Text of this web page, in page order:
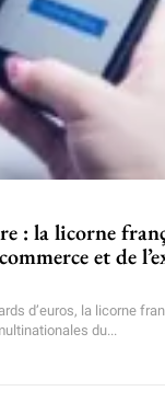
: la licorne
et de
d’euros, la licorne
du...